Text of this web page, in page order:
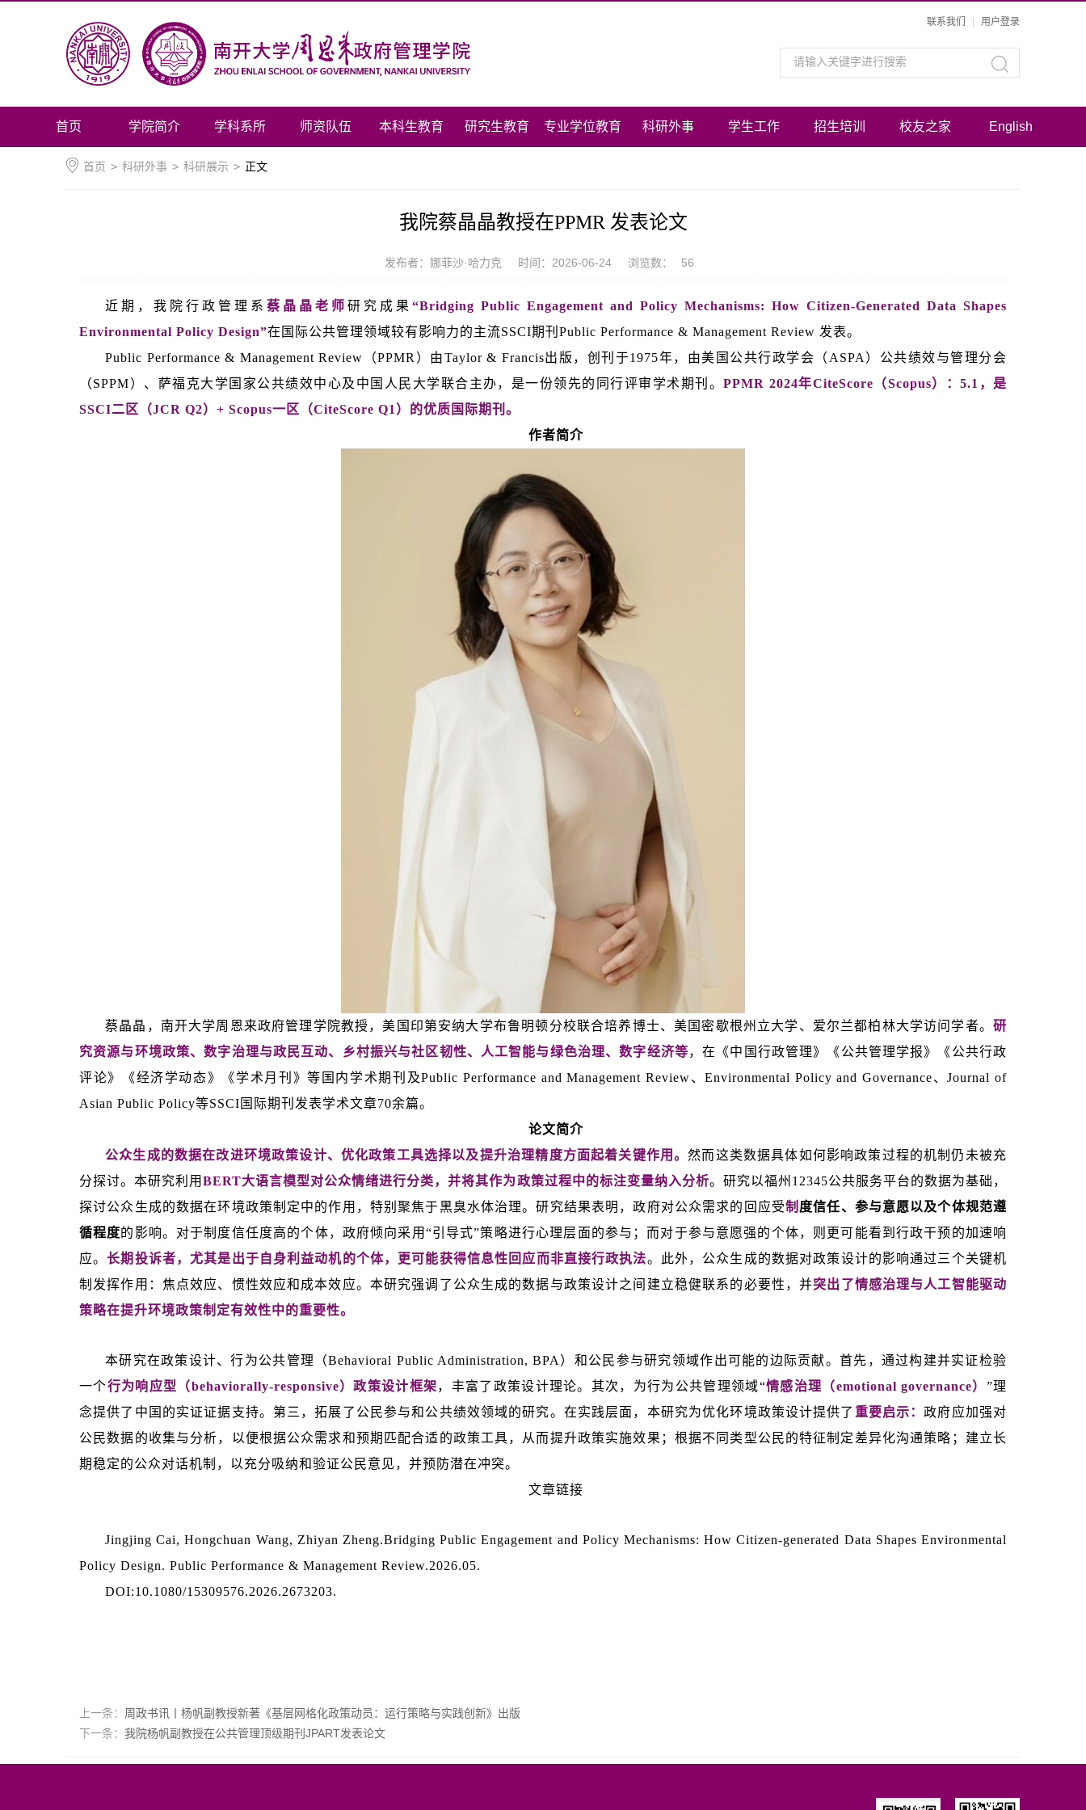
联系我们 用户登录
首页 学院简介 学科系所 师资队伍 本科生教育 研究生教育 专业学位教育 科研外事 学生工作 招生培训 校友之家 English
首页 > 科研外事 > 科研展示 > 正文
我院蔡晶晶教授在PPMR 发表论文
发布者：娜菲沙·哈力克 时间：2026-06-24 浏览数： 56
近期，我院行政管理系 蔡晶晶老师 研究成果 “Bridging Public Engagement and Policy Mechanisms: How Citizen-Generated Data Shapes
Environmental Policy Design”在国际公共管理领域较有影响力的主流SSCI期刊Public Performance & Management Review 发表。
Public Performance & Management Review（PPMR）由Taylor & Francis出版，创刊于1975年，由美国公共行政学会（ASPA）公共绩效与管理分会
（SPPM）、萨福克大学国家公共绩效中心及中国人民大学联合主办，是一份领先的同行评审学术期刊。PPMR 2024年CiteScore（Scopus）：5.1，是
SSCI二区（JCR Q2）+ Scopus一区（CiteScore Q1）的优质国际期刊。
作者简介
蔡晶晶，南开大学周恩来政府管理学院教授，美国印第安纳大学布鲁明顿分校联合培养博士、美国密歇根州立大学、爱尔兰都柏林大学访问学者。 研
究资源与环境政策、数字治理与政民互动、乡村振兴与社区韧性、人工智能与绿色治理、数字经济等，在《中国行政管理》《公共管理学报》《公共行政
评论》《经济学动态》《学术月刊》等国内学术期刊及Public Performance and Management Review、Environmental Policy and Governance、Journal of
Asian Public Policy等SSCI国际期刊 发表学术文章70余篇。
论文简介
公众生成的数据在改进环境政策设计、优化政策工具选择以及提升治理精度方面起着关键作用。然而这类数据具体如何影响政策过程的机制仍未被充
分探讨。本研究利 用BERT大语言模型对公众情绪进行分类，并将其作为政策过程中的标注变量纳入分析。研究以福州12345公共服务平台的数据为基础，
探讨公众生成的数据在环境政策制定中的作用，特别聚焦于黑臭水体治理。研究结果表明，政府对公众需求的回应受制 度信任、参与意愿以及个体规范遵
循程度的影响。对于制度信任度高的个体，政府倾向采用“引导式”策略进行心理层面的参与；而对于参与意愿强的个体，则更可能看到行政干预的加速响
应。长期投诉者，尤其是出于自身利益动机的个体，更可能获得信息性回应而非直接行政执法。此外，公众生成的数据对政策设计的影响通过三个关键机
制发挥作用：焦点效应、惯性效应和成本效应。本研究强调了公众生成的数据与政策设计之间建立稳健联系的必要性，并突出了情感治理与人工智能驱动
策略在提升环境政策制定有效性中的重要性。
本研究在政策设计、行为公共管理（Behavioral Public Administration, BPA）和公民参与研究领域作出可能的边际贡献。首先，通过构建并实证检验
一个行为响应型（behaviorally-responsive）政策设计框架，丰富了政策设计理论。其次，为行为公共管理领域“情感治理（emotional governance） ”理
念提供了中国的实证证据支持。第三，拓展了公民参与和公共绩效领域的研究。在实践层面，本研究为优化环境政策设计提供了 重要启示：政府应加强对
公民数据的收集与分析，以便根据公众需求和预期匹配合适的政策工具，从而提升政策实施效果；根据不同类型公民的特征制定差异化沟通策略；建立长
期稳定的公众对话机制，以充分吸纳和验证公民意见，并预防潜在冲突。
文章链接
Jingjing Cai, Hongchuan Wang, Zhiyan Zheng.Bridging Public Engagement and Policy Mechanisms: How Citizen-generated Data Shapes Environmental
Policy Design. Public Performance & Management Review.2026.05.
DOI:10.1080/15309576.2026.2673203.
上一条： 周政书讯丨杨帆副教授新著《基层网格化政策动员：运行策略与实践创新》出版
下一条： 我院杨帆副教授在公共管理顶级期刊JPART发表论文